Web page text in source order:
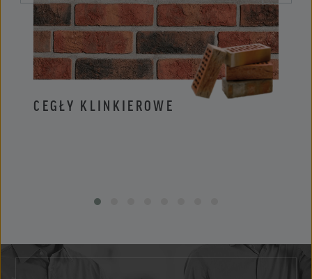
CEGŁY KLINKIEROWE